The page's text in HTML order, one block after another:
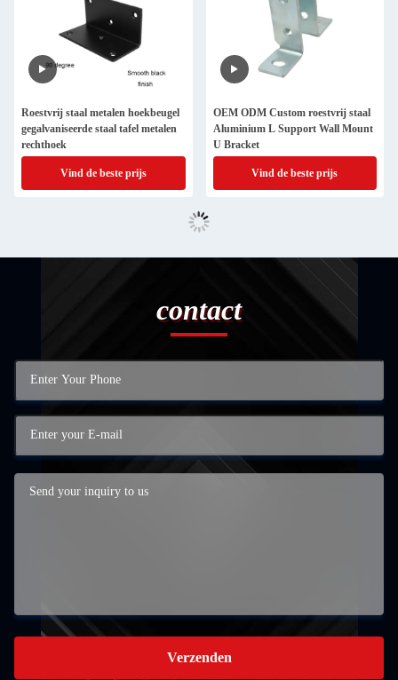
Roestvrij staal metalen hoekbeugel
gegalvaniseerde staal tafel metalen
rechthoek
Vind de beste prijs
OEM ODM Custom roestvrij staal
Aluminium L Support Wall Mount
U Bracket
Vind de beste prijs
contact
Verzenden